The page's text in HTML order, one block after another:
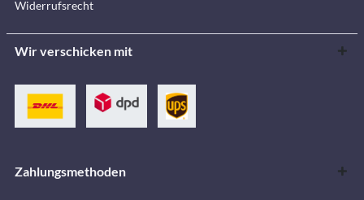
Widerrufsrecht
Wir verschicken mit
Zahlungsmethoden